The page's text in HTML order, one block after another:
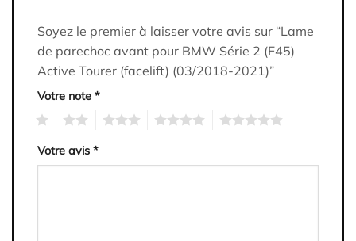
Soyez le premier à laisser votre avis sur “Lame
de parechoc avant pour BMW Série 2 (F45)
Active Tourer (facelift) (03/2018-2021)”
Votre note *
Votre avis *